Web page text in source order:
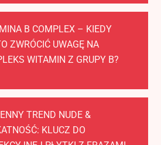
B COMPLEX – KIEDY
ZWRÓCIĆ UWAGĘ NA
WITAMIN Z GRUPY B?
TREND NUDE &
KLUCZ DO